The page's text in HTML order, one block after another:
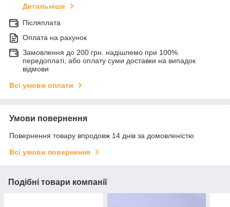
Детальніше
Післяплата
Оплата на рахунок
Замовлення до 200 грн. надішлемо при 100%
передоплаті, або оплату суми доставки на випадок
відмови
Всі умови оплати
Умови повернення
Повернення товару впродовж 14 днів за домовленістю
Всі умови повернення
Подібні товари компанії